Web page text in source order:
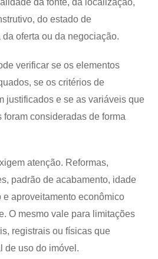
do estado de
oferta ou da negociação.
verificar se os elementos
se os critérios de
justificados e se as variáveis que
consideradas de forma
atenção. Reformas,
padrão de acabamento, idade
aproveitamento econômico
O mesmo vale para limitações
registrais ou físicas que
de uso do imóvel.